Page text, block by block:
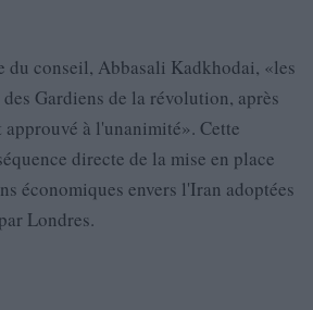
du conseil, Abbasali Kadkhodai, «les
Gardiens de la révolution, après
à l'unanimité». Cette
directe de la mise en place
économiques envers l'Iran adoptées
Londres.